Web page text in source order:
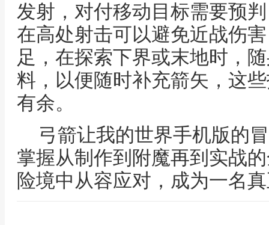
发射，对付移动目标需要预
在高处射击可以避免近战伤
足，在探索下界或末地时，
料，以便随时补充箭矢，这
有余。
弓箭让我的世界手机版的
掌握从制作到附魔再到实战
险境中从容应对，成为一名